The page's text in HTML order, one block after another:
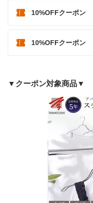
10%OFFクーポン
10%OFFクーポン
▼クーポン対象商品▼